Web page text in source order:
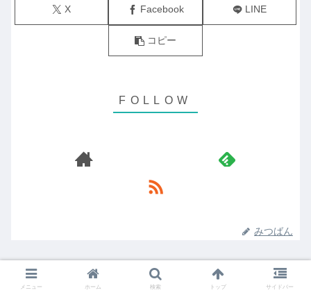
X Facebook LINE
コピー
みつばん
メニュー ホーム 検索 トップ サイドバー